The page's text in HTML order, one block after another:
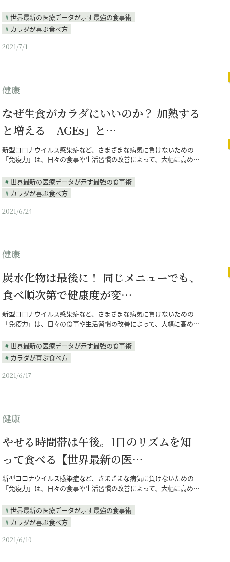
世界最新の医療データが示す最強の食事術
カラダが喜ぶ食べ方
2021/7/1
健康
なぜ生食がカラダにいいのか？ 加熱する
と増える「AGEs」と…
新型コロナウイルス感染症など、さまざまな病気に負けないための
「免疫力」は、日々の食事や生活習慣の改善によって、大幅に高め…
世界最新の医療データが示す最強の食事術
カラダが喜ぶ食べ方
2021/6/24
健康
炭水化物は最後に！ 同じメニューでも、
食べ順次第で健康度が変…
新型コロナウイルス感染症など、さまざまな病気に負けないための
「免疫力」は、日々の食事や生活習慣の改善によって、大幅に高め…
世界最新の医療データが示す最強の食事術
カラダが喜ぶ食べ方
2021/6/17
健康
やせる時間帯は午後。1日のリズムを知
って食べる【世界最新の医…
新型コロナウイルス感染症など、さまざまな病気に負けないための
「免疫力」は、日々の食事や生活習慣の改善によって、大幅に高め…
世界最新の医療データが示す最強の食事術
カラダが喜ぶ食べ方
2021/6/10